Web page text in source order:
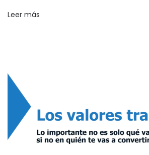
Leer más